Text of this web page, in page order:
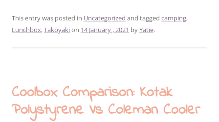
This entry was posted in Uncategorized and tagged camping,
Lunchbox,Takoyakion 14 January , 2021 byYatie.
Coolbox Comparison: Kotak
Polystyrene Vs Coleman Cooler